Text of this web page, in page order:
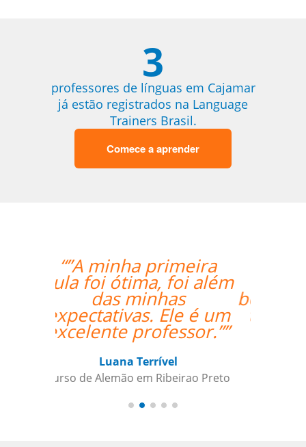
3
professores de línguas em Cajamar
já estão registrados na Language
Trainers Brasil.
Comece a aprender
“”Angelica, minha
professora, fez um
bom trabalho trazendo
termos relacionados
aos negócios /
escritório, e as
ensinando de uma
forma prática e
incorporada com a
aprendizagem em